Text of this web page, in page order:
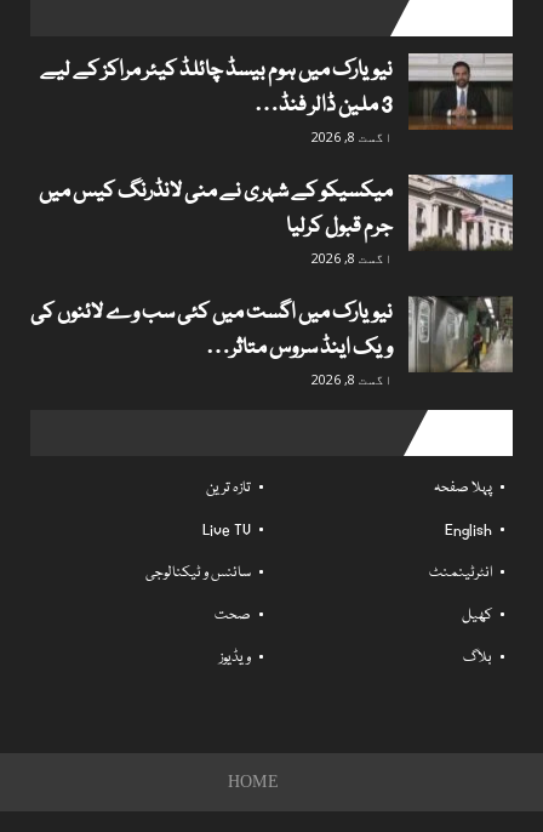
نیویارک میں ہوم بیسڈ چائلڈ کیئر مراکز کے لیے
3 ملین ڈالر فنڈ…
اگست 8, 2026
میکسیکو کے شہری نے منی لانڈرنگ کیس میں
جرم قبول کرلیا
اگست 8, 2026
نیویارک میں اگست میں کئی سب وے لائنوں کی
ویک اینڈ سروس متاثر…
اگست 8, 2026
پہلا صفحہ
تازہ ترین
English
Live TV
انٹرٹینمنٹ
سائنس و ٹیکنالوجی
کھیل
صحت
بلاگ
ویڈیوز
HOME